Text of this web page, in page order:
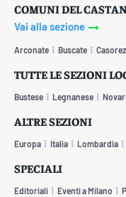
COMUNI DEL
Vai alla sezione
Arconate Buscate
TUTTE LE SEZIONI
Bustese Legnanese
ALTRE SEZIONI
Europa Italia Lombardia
SPECIALI
Editoriali Eventi a Milano